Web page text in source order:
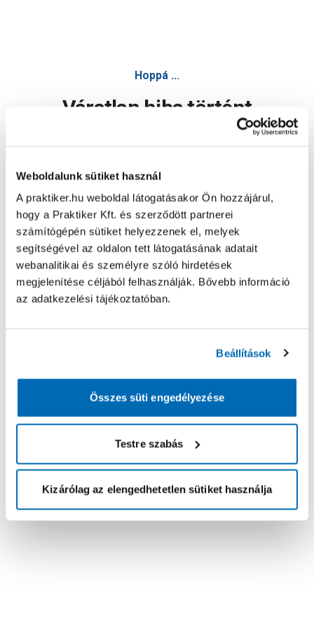
Weboldalunk sütiket használ
A praktiker.hu weboldal látogatásakor Ön hozzájárul,
hogy a Praktiker Kft. és szerződött partnerei
számítógépén sütiket helyezzenek el, melyek
segítségével az oldalon tett látogatásának adatait
webanalitikai és személyre szóló hirdetések
megjelenítése céljából felhasználják. Bővebb információ
az adatkezelési tájékoztatóban.
Beállítások
Összes süti engedélyezése
Testre szabás
Kizárólag az elengedhetetlen sütiket használja
Hoppá ...
Váratlan hiba történt
Oldal újratöltése